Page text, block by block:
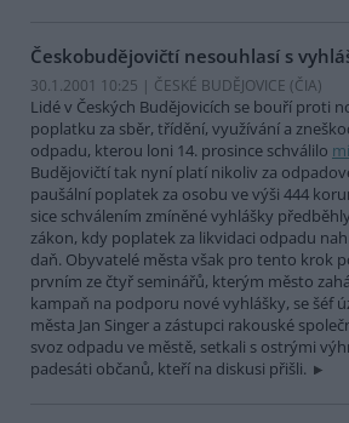
Českobudějovičtí nesouhlasí s
30.1.2001 10:25 | ČESKÉ BUDĚJOVICE (ČIA)
Lidé v Českých Budějovicích se bouří proti
poplatku za sběr, třídění, využívání a
odpadu, kterou loni 14. prosince schválilo
Budějovičtí tak nyní platí nikoliv za
paušální poplatek za osobu ve výši 444
sice schválením zmíněné vyhlášky předběhly
zákon, kdy poplatek za likvidaci odpadu
daň. Obyvatelé města však pro tento krok
prvním ze čtyř seminářů, kterým město
kampaň na podporu nové vyhlášky, se šéf
města Jan Singer a zástupci rakouské
svoz odpadu ve městě, setkali s ostrými
padesáti občanů, kteří na diskusi přišli.